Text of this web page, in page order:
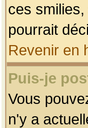
ces
pourrait
Revenir en
Puis-je
Vous
n'y a